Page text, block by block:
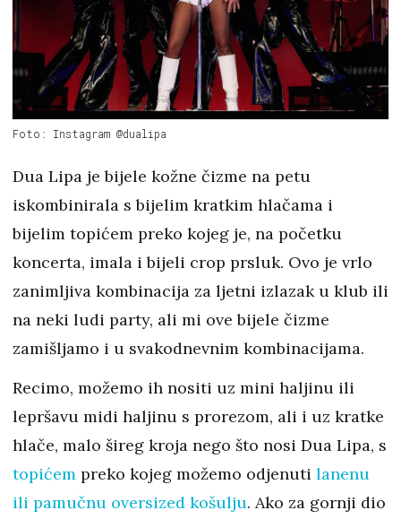
Foto: Instagram @dualipa
Dua Lipa je bijele kožne čizme na petu
iskombinirala s bijelim kratkim hlačama i
bijelim topićem preko kojeg je, na početku
koncerta, imala i bijeli crop prsluk. Ovo je vrlo
zanimljiva kombinacija za ljetni izlazak u klub ili
na neki ludi party, ali mi ove bijele čizme
zamišljamo i u svakodnevnim kombinacijama.
Recimo, možemo ih nositi uz mini haljinu ili
lepršavu midi haljinu s prorezom, ali i uz kratke
hlače, malo šireg kroja nego što nosi Dua Lipa, s
topićem preko kojeg možemo odjenuti lanenu
ili pamučnu oversized košulju. Ako za gornji dio